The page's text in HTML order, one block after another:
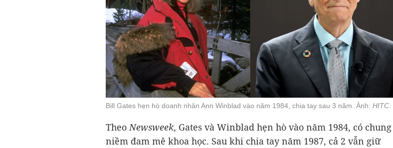
Bill Gates hẹn hò doanh nhân Ann Winblad vào năm 1984, chia tay sau 3 năm. Ảnh: HITC
TheoNewsweek, Gates và Winblad hẹn hò vào năm 1984, có chung
niềm đam mê khoa học. Sau khi chia tay năm 1987, cả 2 vẫn giữ